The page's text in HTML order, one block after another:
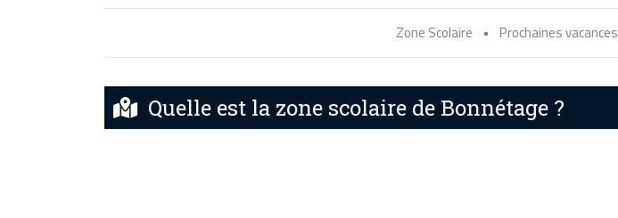
Zone Scolaire • Prochaines vacances
Quelle est la zone scolaire de Bonnétage ?